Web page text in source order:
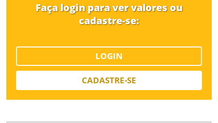
Faça login para ver valores ou
cadastre-se:
LOGIN
CADASTRE-SE
Já tem uma conta?